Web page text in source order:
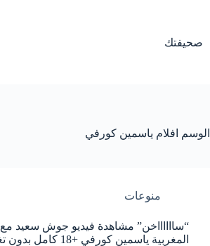
صحيفتك
الوسم افلام ياسمين كورفي
منوعات
“سااااااخن” مشاهدة فيديو جوش سعيد مع
المغربية ياسمين كورفي +18 كامل بدون تغبيش